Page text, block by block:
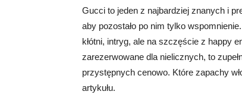
Gucci to jeden z najbardziej znanych i
aby pozostało po nim tylko
kłótni, intryg, ale na szczęście z happy
zarezerwowane dla nielicznych, to
przystępnych cenowo. Które zapachy
artykułu.